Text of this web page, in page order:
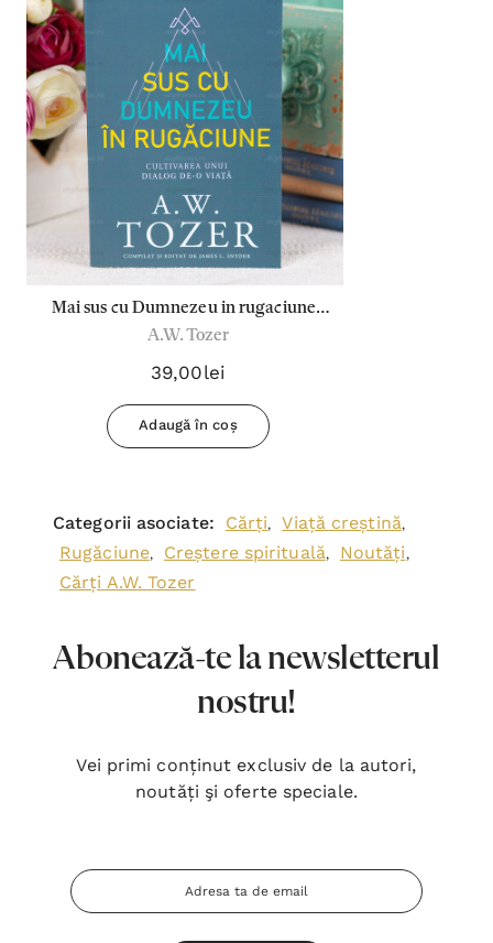
Mai sus cu Dumnezeu in rugaciune -
A.W. Tozer
A.W. Tozer
39,00lei
Adaugă în coș
Categorii asociate: Cărți, Viață creștină,
Rugăciune, Creștere spirituală, Noutăți,
Cărți A.W. Tozer
Abonează-te la newsletterul
nostru!
Vei primi conținut exclusiv de la autori,
noutăți şi oferte speciale.
Adresa
Email